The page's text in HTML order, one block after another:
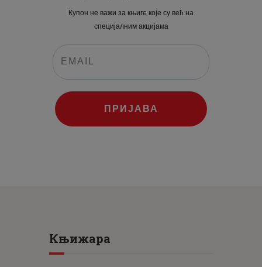
Купон не важи за књиге које су већ на
специјалним акцијама
ПРИЈАВА
Књижара